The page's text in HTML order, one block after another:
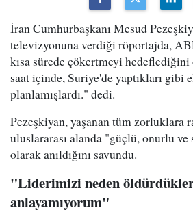
İran Cumhurbaşkanı Mesud
televizyonuna verdiği röportajda,
kısa sürede çökertmeyi
saat içinde, Suriye'de yaptıkları gibi
planlamışlardı." dedi.
Pezeşkiyan, yaşanan tüm zorluklara
uluslararası alanda "güçlü, onurlu ve
olarak anıldığını savundu.
"Liderimizi neden
anlayamıyorum"